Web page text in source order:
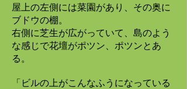
屋上の左側には菜園があり、その奥に
ブドウの棚。
右側に芝生が広がっていて、島のよう
な感じで花壇がポツン、ポツンとあ
る。
「ビルの上がこんなふうになっている